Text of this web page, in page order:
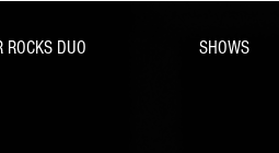
ROCKS DUO SHOWS